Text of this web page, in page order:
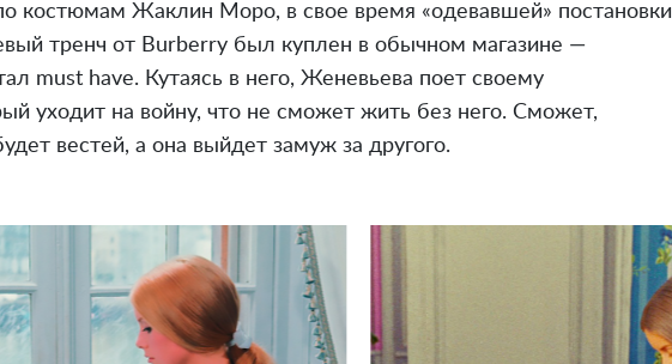
костюмам Жаклин Моро, в свое время «одевавшей» постановки
тренч от Burberry был куплен в обычном магазине —
must have. Кутаясь в него, Женевьева поет своему
уходит на войну, что не сможет жить без него. Сможет,
вестей, а она выйдет замуж за другого.